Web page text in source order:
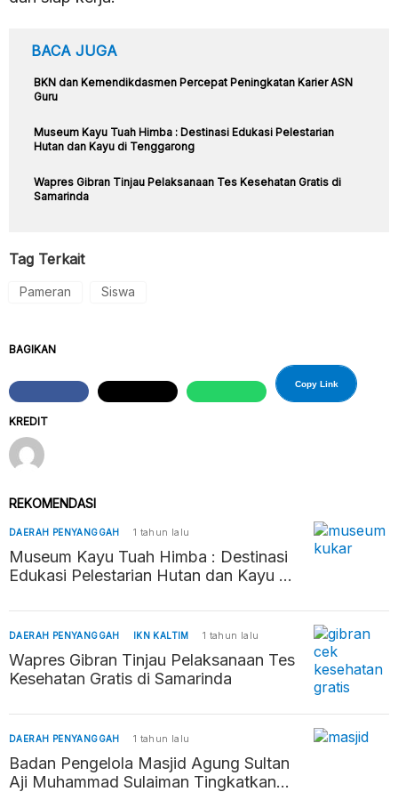
BACA JUGA
BKN dan Kemendikdasmen Percepat Peningkatan Karier ASN
Guru
Museum Kayu Tuah Himba : Destinasi Edukasi Pelestarian
Hutan dan Kayu di Tenggarong
Wapres Gibran Tinjau Pelaksanaan Tes Kesehatan Gratis di
Samarinda
Tag Terkait
Pameran Siswa
KREDIT
BAGIKAN
Copy Link
REKOMENDASI
DAERAH PENYANGGAH 1 tahun lalu
Museum Kayu Tuah Himba : Destinasi
Edukasi Pelestarian Hutan dan Kayu di
DAERAH PENYANGGAH IKN KALTIM 1 tahun lalu
Wapres Gibran Tinjau Pelaksanaan Tes
Kesehatan Gratis di Samarinda
DAERAH PENYANGGAH 1 tahun lalu
Badan Pengelola Masjid Agung Sultan
Aji Muhammad Sulaiman Tingkatkan